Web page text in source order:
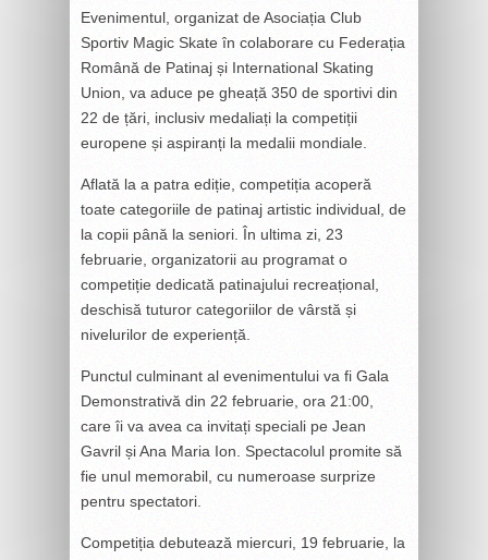
Evenimentul, organizat de Asociația Club
Sportiv Magic Skate în colaborare cu Federația
Română de Patinaj și International Skating
Union, va aduce pe gheață 350 de sportivi din
22 de țări, inclusiv medaliați la competiții
europene și aspiranți la medalii mondiale.
Aflată la a patra ediție, competiția acoperă
toate categoriile de patinaj artistic individual, de
la copii până la seniori. În ultima zi, 23
februarie, organizatorii au programat o
competiție dedicată patinajului recreațional,
deschisă tuturor categoriilor de vârstă și
nivelurilor de experiență.
Punctul culminant al evenimentului va fi Gala
Demonstrativă din 22 februarie, ora 21:00,
care îi va avea ca invitați speciali pe Jean
Gavril și Ana Maria Ion. Spectacolul promite să
fie unul memorabil, cu numeroase surprize
pentru spectatori.
Competiția debutează miercuri, 19 februarie, la